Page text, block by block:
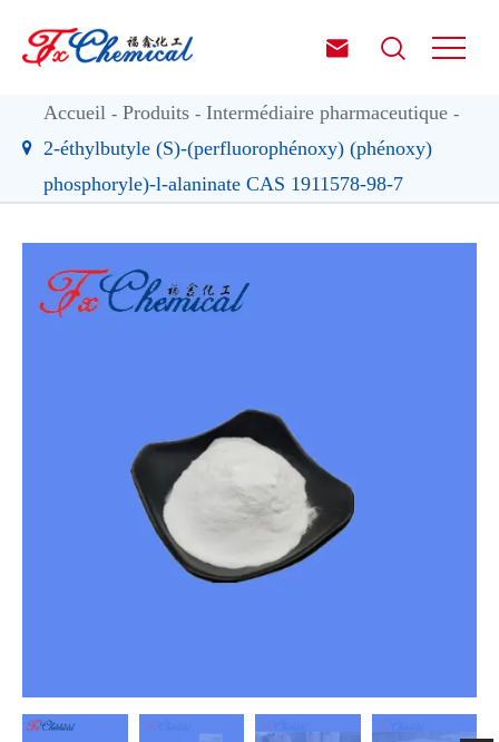
 
Accueil Produits
Intermédiaire pharmaceutique
2-éthylbutyle (S)-(perfluorophénoxy) (phénoxy)
phosphoryle)-l-alaninate CAS 1911578-98-7